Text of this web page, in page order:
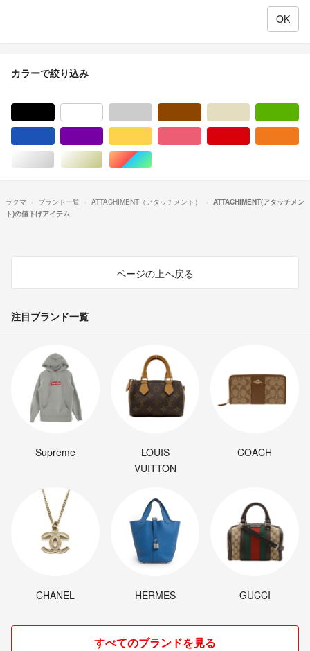
カラーで絞り込み
シルバー/銀色系ゴールド/金色系マルチカラー
ラクマ ブランド一覧 ATTACHIMENT（アタッチメント）
ATTACHIMENT(アタッチメン
ト)の値下げアイテム
ページの上へ戻る
注目ブランド一覧
Supreme
LOUIS
VUITTON
COACH
CHANEL HERMES GUCCI
すべてのブランドを見る